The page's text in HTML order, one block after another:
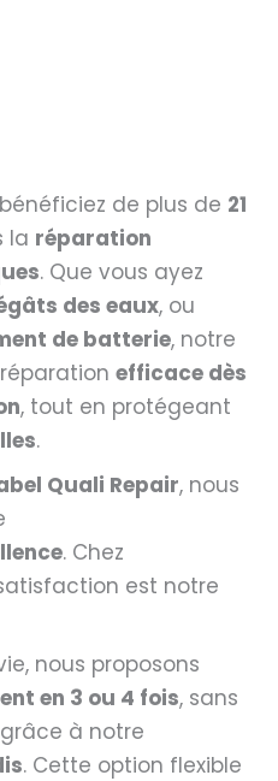
de plus de 21
la réparation
. Que vous ayez
des eaux, ou
de batterie, notre
efficace dès
, tout en protégeant
.
Quali Repair, nous
. Chez
est notre
nous proposons
en 3 ou 4 fois, sans
à notre
. Cette option flexible